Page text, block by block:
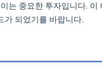
는 중요한 투자입니다.
가 되었기를 바랍니다.